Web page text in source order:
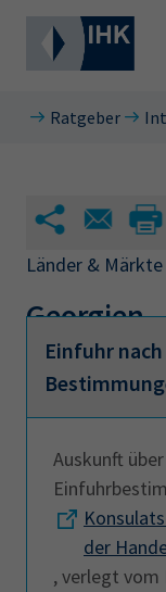
Aus- &
Berufszugang
Ratgeber
Service &
Leichte Sprache
IHK regional
Hier können
Begriffen
34a 34c
AdA
34d
Ratgeber
Länder & Märkte
Georgien
Einfuhr
Auskunft
der
, verlegt vom